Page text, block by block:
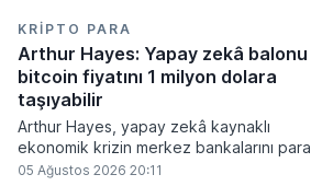
açıklanacak enflasyon rakamlarına ve
küresel gelişmelere çevrildi.
KRIPTO PARA
Arthur Hayes: Yapay zekâ balonu
bitcoin fiyatını 1 milyon dolara
taşıyabilir
Arthur Hayes, yapay zekâ kaynaklı
ekonomik krizin merkez bankalarını para
basmaya zorlayacağını ve bu durumun
05 Ağustos 2026 20:11